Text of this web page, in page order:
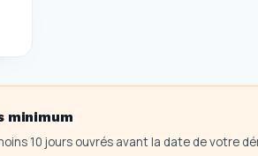
minimum
10 jours ouvrés avant la date de votre